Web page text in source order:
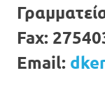
Fax:
Email: